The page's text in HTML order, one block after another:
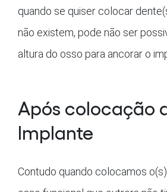
quando se quiser colocar
não existem, pode não ser
altura do osso para ancorar o
Após colocação
Implante
Contudo quando colocamos